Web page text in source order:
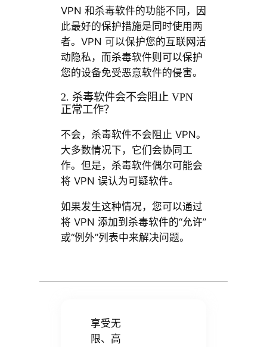
VPN 和杀毒软件的功能不同，因
此最好的保护措施是同时使用两
者。VPN 可以保护您的互联网活
动隐私，而杀毒软件则可以保护
您的设备免受恶意软件的侵害。
2. 杀毒软件会不会阻止 VPN
正常工作？
不会，杀毒软件不会阻止 VPN。
大多数情况下，它们会协同工
作。但是，杀毒软件偶尔可能会
将 VPN 误认为可疑软件。
如果发生这种情况，您可以通过
将 VPN 添加到杀毒软件的“允许”
或“例外”列表中来解决问题。
享受无
限、高